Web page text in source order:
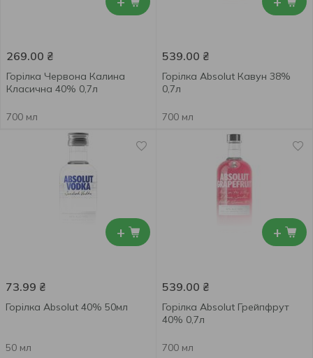
269.00 ₴
Горілка Червона Калина
Класична 40% 0,7л
700 мл
539.00 ₴
Горілка Absolut Кавун 38%
0,7л
700 мл
+
73.99 ₴
Горілка Absolut 40% 50мл
50 мл
+
539.00 ₴
Горілка Absolut Грейпфрут
40% 0,7л
700 мл